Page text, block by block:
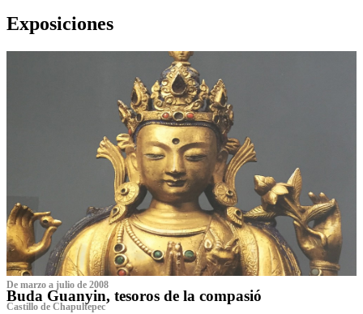
Exposiciones
De marzo a julio de 2008
Buda Guanyin, tesoros de la compasió
Castillo de Chapultepec